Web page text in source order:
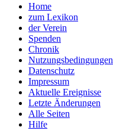
Home
zum Lexikon
der Verein
Spenden
Chronik
Nutzungsbedingungen
Datenschutz
Impressum
Aktuelle Ereignisse
Letzte Änderungen
Alle Seiten
Hilfe